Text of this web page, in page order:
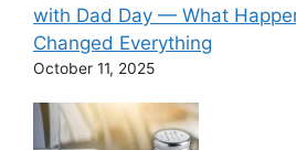
with Dad Day — What
Changed Everything
October 11, 2025